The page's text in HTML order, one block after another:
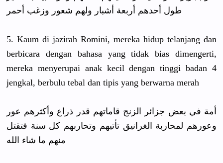
طول أحدهم أربعة أشبار ولهم شعور وزغب أحمر
5. Kaum di jazirah Romini, mereka hidup telanjang dan
berbicara dengan bahasa yang tidak bias dimengerti,
mereka menyerupai anak kecil dengan tinggi badan 4
jengkal, berbulu tebal dan tipis yang berwarna merah
أمة في بعض جزائر الزنج قاماتهم قدر ذراع وأكثرهم عور
وعورهم لمحاربة الغرانيق تأتيهم وتحاربهم كل سنة فتقتل
منهم ما شاء الله